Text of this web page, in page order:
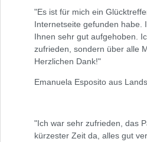
"Es ist für mich ein
Internetseite gefunden habe.
Ihnen sehr gut aufgehoben.
zufrieden, sondern über alle
Herzlichen Dank!"
Emanuela Esposito aus
"Ich war sehr zufrieden, das
kürzester Zeit da, alles gut